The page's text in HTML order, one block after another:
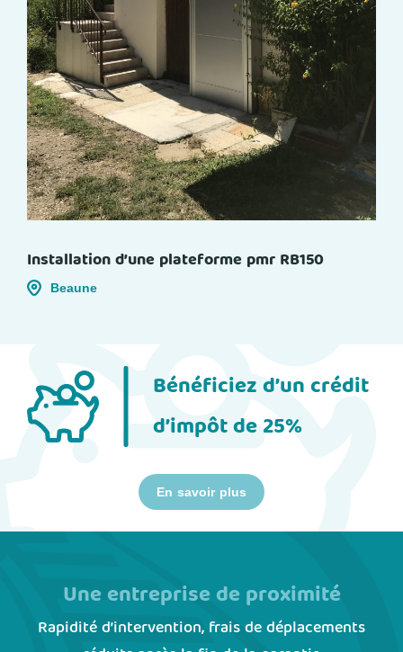
Installation d’une plateforme pmr RB150
Beaune
Bénéficiez d’un crédit
d’impôt de 25%
En savoir plus
Une entreprise de proximité
Rapidité d’intervention, frais de déplacements